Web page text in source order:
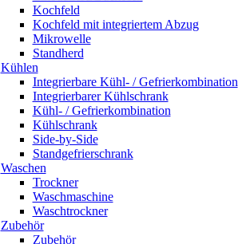
Kochfeld
Kochfeld mit integriertem Abzug
Mikrowelle
Standherd
Kühlen
Integrierbare Kühl- / Gefrierkombination
Integrierbarer Kühlschrank
Kühl- / Gefrierkombination
Kühlschrank
Side-by-Side
Standgefrierschrank
Waschen
Trockner
Waschmaschine
Waschtrockner
Zubehör
Zubehör